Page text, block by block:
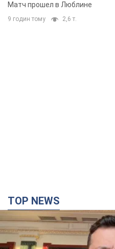
Матч прошел в Люблине
9 годин тому 2,6 т.
TOP NEWS